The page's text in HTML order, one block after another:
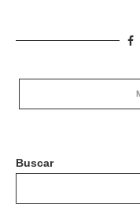
Buscar